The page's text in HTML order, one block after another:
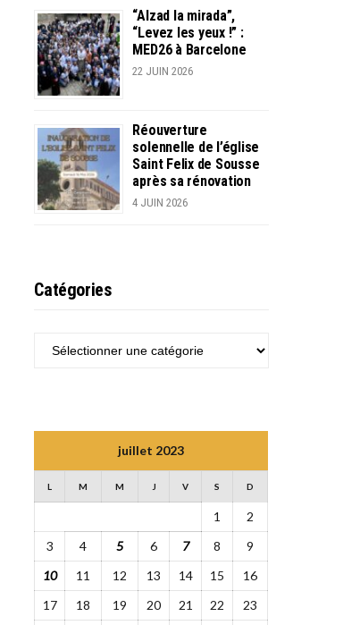
“Alzad la mirada”,
“Levez les yeux !” :
MED26 à Barcelone
22 JUIN 2026
Réouverture
solennelle de l’église
Saint Felix de Sousse
après sa rénovation
4 JUIN 2026
Catégories
CATÉGORIES
juillet 2023
L M M J V S D
1
2
3
4 5 6 7 8
9
10
11 12 13 14 15
16
17
18 19 20 21 22
23